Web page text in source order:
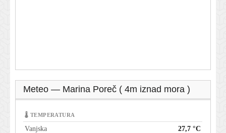
Meteo — Marina Poreč ( 4m iznad mora )
🌡 TEMPERATURA
Vanjska 27,7 °C